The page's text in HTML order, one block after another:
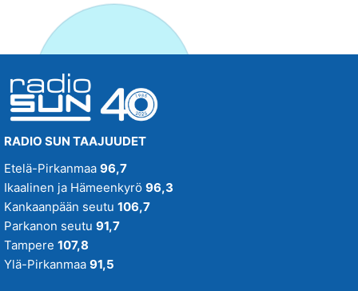
RADIO SUN TAAJUUDET
Etelä-Pirkanmaa 96,7
Ikaalinen ja Hämeenkyrö 96,3
Kankaanpään seutu 106,7
Parkanon seutu 91,7
Tampere 107,8
Ylä-Pirkanmaa 91,5